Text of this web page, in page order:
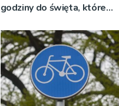
godziny do święta, które
pokoleń